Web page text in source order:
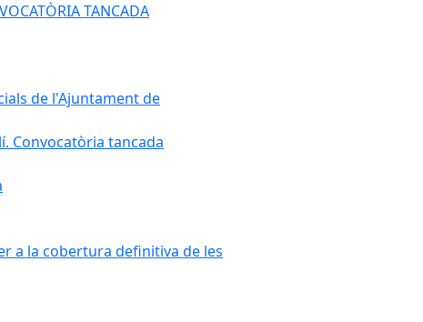
TANCADA
de l'Ajuntament de
Convocatòria tancada
a la cobertura definitiva de les